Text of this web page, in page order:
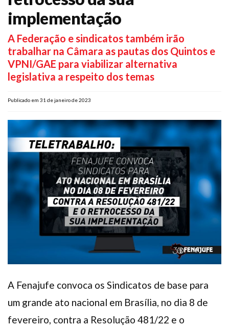
implementação
A Federação e sindicatos também irão
trabalhar na Câmara as pautas dos Quintos e
VPNI/GAE para viabilizar alternativa
legislativa a respeito dos temas
Publicado em 31 de janeiro de 2023
A Fenajufe convoca os Sindicatos de base para
um grande ato nacional em Brasília, no dia 8 de
fevereiro, contra a Resolução 481/22 e o
Plano de Saúde
Assistência Funeral
Pós-graduação
FacebookInstagramTwitter Youtube Whatsapp